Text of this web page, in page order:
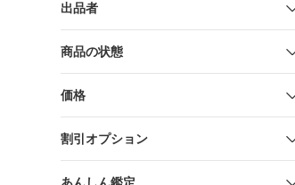
出品者
商品の状態
価格
割引オプション
あんしん鑑定